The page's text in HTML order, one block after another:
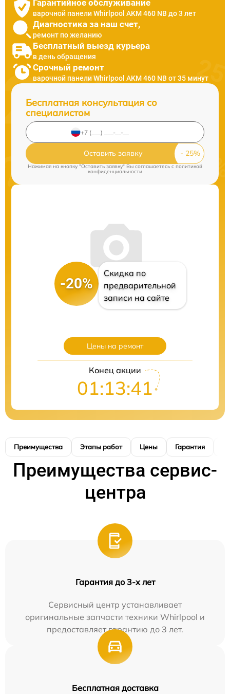
Гарантийное обслуживание
варочной панели Whirlpool AKM 460 NB до 3 лет
Диагностика за наш счет,
ремонт по желанию
Бесплатный выезд курьера
в день обращения
Срочный ремонт
варочной панели Whirlpool AKM 460 NB от 35 минут
Бесплатная консультация со
специалистом
Оставить заявку
Нажимая на кнопку "Оставить заявку" Вы соглашаетесь c политикой
конфиденциальности
-20%
Скидка по
предварительной
записи на сайте
Цены на ремонт
Конец акции
01:13:40
Преимущества Этапы работ Цены Гарантия
Преимущества сервис-
центра
Гарантия до 3-х лет
Сервисный центр устанавливает
оригинальные запчасти техники Whirlpool и
предоставляет гарантию до 3 лет.
Бесплатная доставка